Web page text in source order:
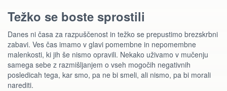
Težko se boste sprostili
Danes ni časa za razpuščenost in težko se prepustimo brezskrbni
zabavi. Ves čas imamo v glavi pomembne in nepomembne
malenkosti, ki jih še nismo opravili. Nekako uživamo v mučenju
samega sebe z razmišljanjem o vseh mogočih negativnih
posledicah tega, kar smo, pa ne bi smeli, ali nismo, pa bi morali
narediti.